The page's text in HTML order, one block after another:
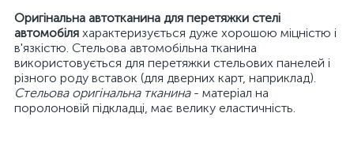
Оригінальна автотканина для перетяжки стелі
автомобіля характеризується дуже хорошою міцністю і
в'язкістю. Стельова автомобільна тканина
використовується для перетяжки стельових панелей і
різного роду вставок (для дверних карт, наприклад).
Стельова оригінальна тканина- матеріал на
поролоновій підкладці, має велику еластичність.